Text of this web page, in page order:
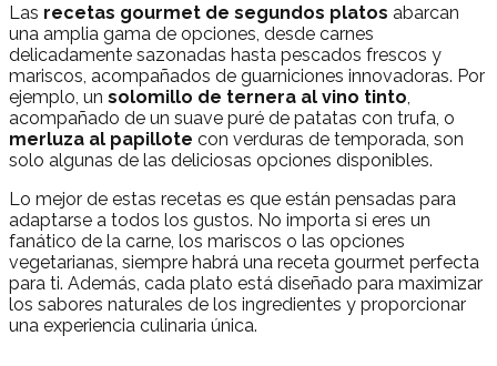
Las recetas gourmet de segundos platos abarcan
una amplia gama de opciones, desde carnes
delicadamente sazonadas hasta pescados frescos y
mariscos, acompañados de guarniciones innovadoras. Por
ejemplo, un solomillo de ternera al vino tinto
acompañado de un suave puré de patatas con trufa, o
merluza al papillote con verduras de temporada, son
solo algunas de las deliciosas opciones disponibles.
Lo mejor de estas recetas es que están pensadas para
adaptarse a todos los gustos. No importa si eres un
fanático de la carne, los mariscos o las opciones
vegetarianas, siempre habrá una receta gourmet perfecta
para ti. Además, cada plato está diseñado para maximizar
los sabores naturales de los ingredientes y proporcionar
una experiencia culinaria única.